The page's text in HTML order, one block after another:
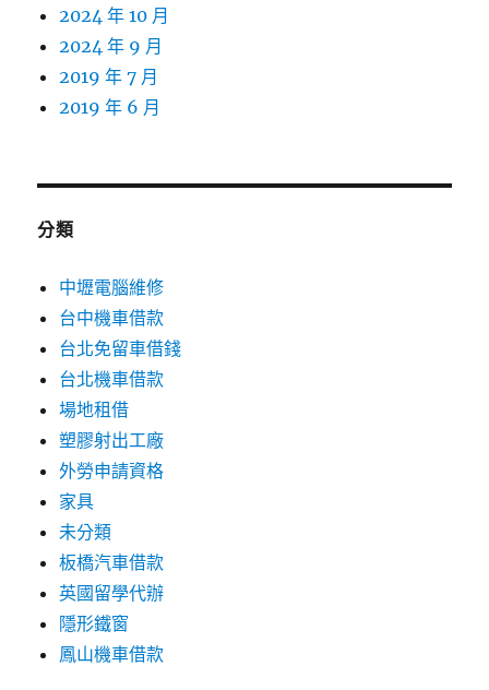
2024 年 10 月
2024 年 9 月
2019 年 7 月
2019 年 6 月
分類
中壢電腦維修
台中機車借款
台北免留車借錢
台北機車借款
場地租借
塑膠射出工廠
外勞申請資格
家具
未分類
板橋汽車借款
英國留學代辦
隱形鐵窗
鳳山機車借款